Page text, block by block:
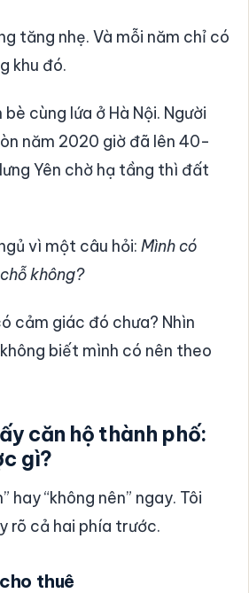
tăng nhẹ. Và mỗi năm chỉ có
khu đó.
cùng lứa ở Hà Nội. Người
năm 2020 giờ đã lên 40-
Yên chờ hạ tầng thì đất
vì một câu hỏi: Mình có
không?
cảm giác đó chưa? Nhìn
biết mình có nên theo
căn hộ thành phố:
gì?
hay “không nên” ngay. Tôi
rõ cả hai phía trước.
thuê